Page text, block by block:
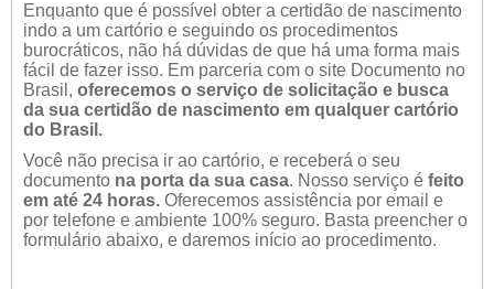
Enquanto que é possível obter a certidão de nascimento
indo a um cartório e seguindo os procedimentos
burocráticos, não há dúvidas de que há uma forma mais
fácil de fazer isso. Em parceria com o site Documento no
Brasil, oferecemos o serviço de solicitação e busca
da sua certidão de nascimento em qualquer cartório
do Brasil.
Você não precisa ir ao cartório, e receberá o seu
documento na porta da sua casa. Nosso serviço é feito
em até 24 horas. Oferecemos assistência por email e
por telefone e ambiente 100% seguro. Basta preencher o
formulário abaixo, e daremos início ao procedimento.